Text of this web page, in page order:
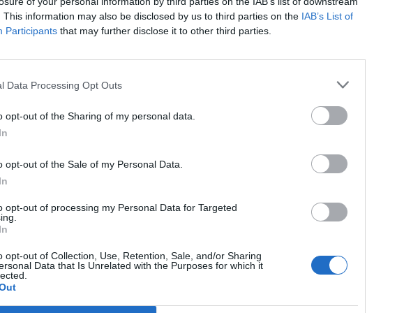
This information may also be disclosed by us to third parties on the IAB’s List of
Participants that may further disclose it to other third parties.
Data Processing Opt Outs
opt-out of the Sharing of my personal data.
opt-out of the Sale of my Personal Data.
opt-out of processing my Personal Data for Targeted
opt-out of Collection, Use, Retention, Sale, and/or Sharing
Data that Is Unrelated with the Purposes for which it
született meg az egyezség a Royal Bank of Scotland és a Santander között a 318
hálózat üzleti eredményei, így a megegyezésben szereplő 1,65 milliárd font helyett
250 millió) fonttal kevesebbet kaphat...
portfolio.hu hírarchívumához tartozik, melynek olvasása előfizetéses
cikkarchívum
elmúlt 2 év napon belüli
Előfizetés